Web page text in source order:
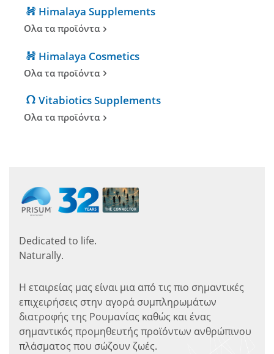
Himalaya Supplements
Ολα τα προϊόντα
Himalaya Cosmetics
Ολα τα προϊόντα
Vitabiotics Supplements
Ολα τα προϊόντα
Dedicated to life.
Naturally.
Η εταιρείας μας είναι μια από τις πιο σημαντικές
επιχειρήσεις στην αγορά συμπληρωμάτων
διατροφής της Ρουμανίας καθώς και ένας
σημαντικός προμηθευτής προϊόντων ανθρώπινου
πλάσματος που σώζουν ζωές.